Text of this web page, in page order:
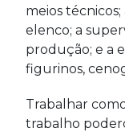
meios
elenco; a
produção; e a
figurinos,
Trabalhar
trabalho